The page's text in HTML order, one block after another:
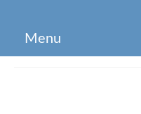
Menu